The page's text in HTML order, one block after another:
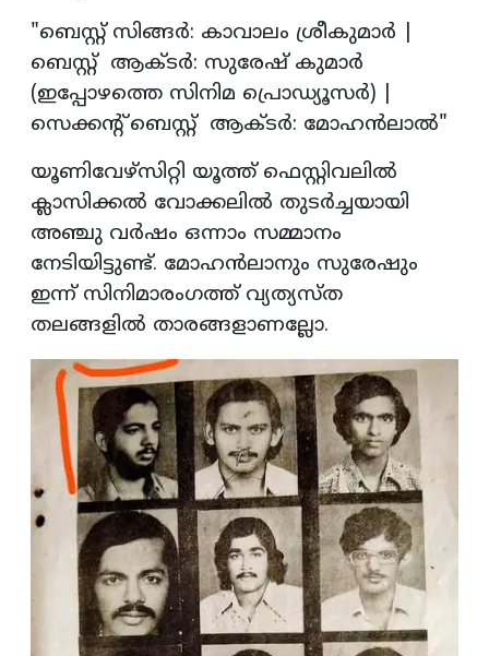
"ബെസ്റ്റ് സിങ്ങർ: കാവാലം ശ്രീകുമാർ |
ബെസ്റ്റ് ആക്ടർ: സുരേഷ് കുമാർ
(ഇപ്പോഴത്തെ സിനിമ പ്രൊഡ്യൂസർ) |
സെക്കന്റ് ബെസ്റ്റ് ആക്ടർ: മോഹന്‍ലാൽ"
യൂണിവേഴ്സിറ്റി യൂത്ത് ഫെസ്റ്റിവലിൽ
ക്ലാസിക്കൽ വോക്കലിൽ തുടർച്ചയായി
അഞ്ചു വർഷം ഒന്നാം സമ്മാനം
നേടിയിട്ടുണ്ട്. മോഹൻലാനും സുരേഷും
ഇന്ന് സിനിമാരംഗത്ത് വ്യത്യസ്ത
തലങ്ങളിൽ താരങ്ങളാണല്ലോ.